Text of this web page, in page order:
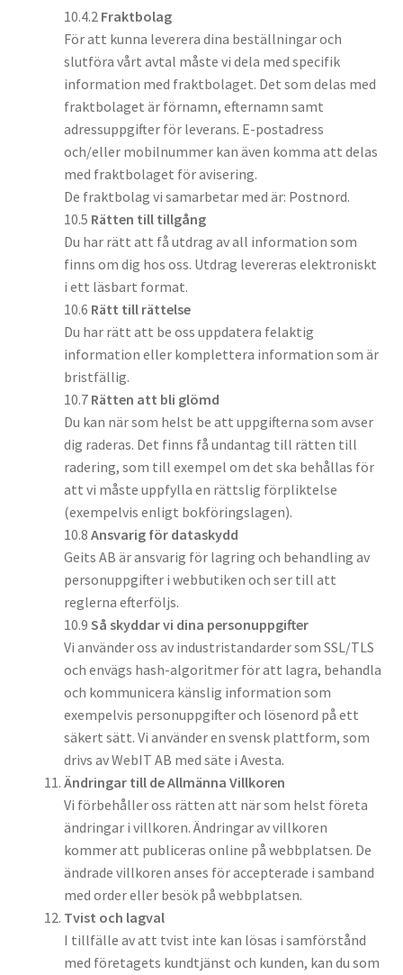
10.4.2Fraktbolag
För att kunna leverera dina beställningar och
slutföra vårt avtal måste vi dela med specifik
information med fraktbolaget. Det som delas med
fraktbolaget är förnamn, efternamn samt
adressuppgifter för leverans. E-postadress
och/eller mobilnummer kan även komma att delas
med fraktbolaget för avisering.
De fraktbolag vi samarbetar med är: Postnord.
10.5 Rätten till tillgång
Du har rätt att få utdrag av all information som
finns om dig hos oss. Utdrag levereras elektroniskt
i ett läsbart format.
10.6 Rätt till rättelse
Du har rätt att be oss uppdatera felaktig
information eller komplettera information som är
bristfällig.
10.7 Rätten att bli glömd
Du kan när som helst be att uppgifterna som avser
dig raderas. Det finns få undantag till rätten till
radering, som till exempel om det ska behållas för
att vi måste uppfylla en rättslig förpliktelse
(exempelvis enligt bokföringslagen).
10.8 Ansvarig för dataskydd
Geits AB är ansvarig för lagring och behandling av
personuppgifter i webbutiken och ser till att
reglerna efterföljs.
10.9 Så skyddar vi dina personuppgifter
Vi använder oss av industristandarder som SSL/TLS
och envägs hash-algoritmer för att lagra, behandla
och kommunicera känslig information som
exempelvis personuppgifter och lösenord på ett
säkert sätt. Vi använder en svensk plattform, som
drivs av WebIT AB med säte i Avesta.
Ändringar till de Allmänna Villkoren
Vi förbehåller oss rätten att när som helst företa
ändringar i villkoren. Ändringar av villkoren
kommer att publiceras online på webbplatsen. De
ändrade villkoren anses för accepterade i samband
med order eller besök på webbplatsen.
Tvist och lagval
I tillfälle av att tvist inte kan lösas i samförstånd
med företagets kundtjänst och kunden, kan du som